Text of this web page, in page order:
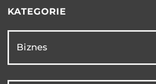
KATEGORIE
Biznes